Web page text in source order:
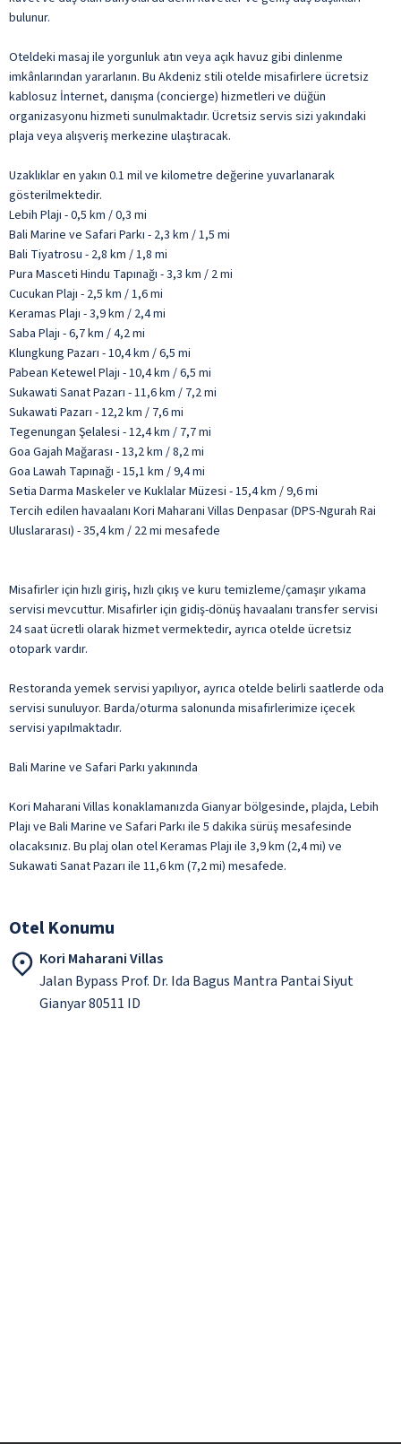
bulunur.
Oteldeki masaj ile yorgunluk atın veya açık havuz gibi dinlenme
imkânlarından yararlanın. Bu Akdeniz stili otelde misafirlere ücretsiz
kablosuz İnternet, danışma (concierge) hizmetleri ve düğün
organizasyonu hizmeti sunulmaktadır. Ücretsiz servis sizi yakındaki
plaja veya alışveriş merkezine ulaştıracak.
Uzaklıklar en yakın 0.1 mil ve kilometre değerine yuvarlanarak
gösterilmektedir.
Lebih Plajı - 0,5 km / 0,3 mi
Bali Marine ve Safari Parkı - 2,3 km / 1,5 mi
Bali Tiyatrosu - 2,8 km / 1,8 mi
Pura Masceti Hindu Tapınağı - 3,3 km / 2 mi
Cucukan Plajı - 2,5 km / 1,6 mi
Keramas Plajı - 3,9 km / 2,4 mi
Saba Plajı - 6,7 km / 4,2 mi
Klungkung Pazarı - 10,4 km / 6,5 mi
Pabean Ketewel Plajı - 10,4 km / 6,5 mi
Sukawati Sanat Pazarı - 11,6 km / 7,2 mi
Sukawati Pazarı - 12,2 km / 7,6 mi
Tegenungan Şelalesi - 12,4 km / 7,7 mi
Goa Gajah Mağarası - 13,2 km / 8,2 mi
Goa Lawah Tapınağı - 15,1 km / 9,4 mi
Setia Darma Maskeler ve Kuklalar Müzesi - 15,4 km / 9,6 mi
Tercih edilen havaalanı Kori Maharani Villas Denpasar (DPS-Ngurah Rai
Uluslararası) - 35,4 km / 22 mi mesafede
Misafirler için hızlı giriş, hızlı çıkış ve kuru temizleme/çamaşır yıkama
servisi mevcuttur. Misafirler için gidiş-dönüş havaalanı transfer servisi
24 saat ücretli olarak hizmet vermektedir, ayrıca otelde ücretsiz
otopark vardır.
Restoranda yemek servisi yapılıyor, ayrıca otelde belirli saatlerde oda
servisi sunuluyor. Barda/oturma salonunda misafirlerimize içecek
servisi yapılmaktadır.
Bali Marine ve Safari Parkı yakınında
Kori Maharani Villas konaklamanızda Gianyar bölgesinde, plajda, Lebih
Plajı ve Bali Marine ve Safari Parkı ile 5 dakika sürüş mesafesinde
olacaksınız. Bu plaj olan otel Keramas Plajı ile 3,9 km (2,4 mi) ve
Sukawati Sanat Pazarı ile 11,6 km (7,2 mi) mesafede.
Otel Konumu
Kori Maharani Villas
Jalan Bypass Prof. Dr. Ida Bagus Mantra Pantai Siyut
Gianyar 80511 ID